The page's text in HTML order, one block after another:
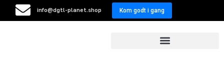
info@dgtl-planet.shop Kom godt i gang